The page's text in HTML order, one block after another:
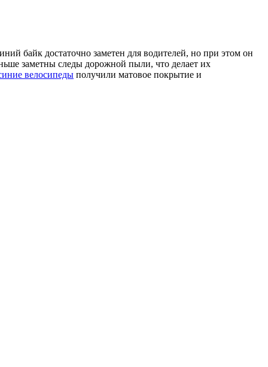
байк достаточно заметен для водителей, но при этом он
заметны следы дорожной пыли, что делает их
велосипеды получили матовое покрытие и